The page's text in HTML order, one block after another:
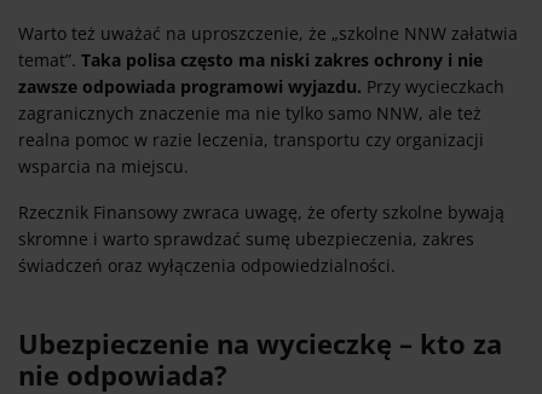
Warto też uważać na uproszczenie, że „szkolne NNW załatwia
temat”. Taka polisa często ma niski zakres ochrony i nie
zawsze odpowiada programowi wyjazdu. Przy wycieczkach
zagranicznych znaczenie ma nie tylko samo NNW, ale też
realna pomoc w razie leczenia, transportu czy organizacji
wsparcia na miejscu.
Rzecznik Finansowy zwraca uwagę, że oferty szkolne bywają
skromne i warto sprawdzać sumę ubezpieczenia, zakres
świadczeń oraz wyłączenia odpowiedzialności.
Ubezpieczenie na wycieczkę – kto za
nie odpowiada?